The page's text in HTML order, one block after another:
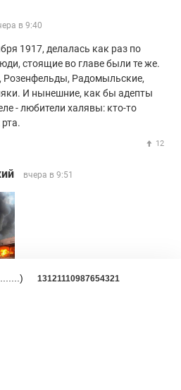
13121110987654321
в 9:40
1917, делалась как раз по
стоящие во главе были те же.
Розенфельды, Радомыльские,
И нынешние, как бы адепты
- любители халявы: кто-то
12
вчера в 9:51